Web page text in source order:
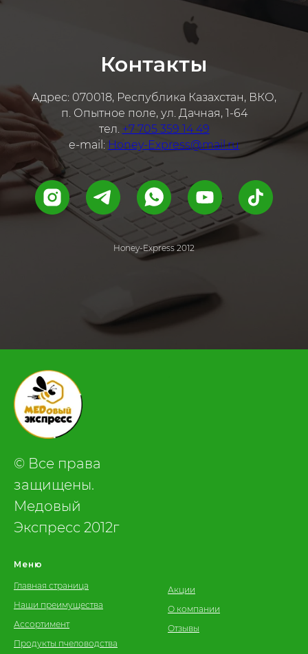
Контакты
Адрес: 070018, Республика Казахстан, ВКО,
п. Опытное поле, ул. Дачная, 1-64
тел. +7 705 359 14 49
e-mail: Honey-Express@mail.ru
Honey-Express 2012
© Все права
защищены.
Медовый
Экспресс 2012г
Меню
Главная страница
Наши преимущества
Ассортимент
Продукты пчеловодства
Акции
О компании
Отзывы